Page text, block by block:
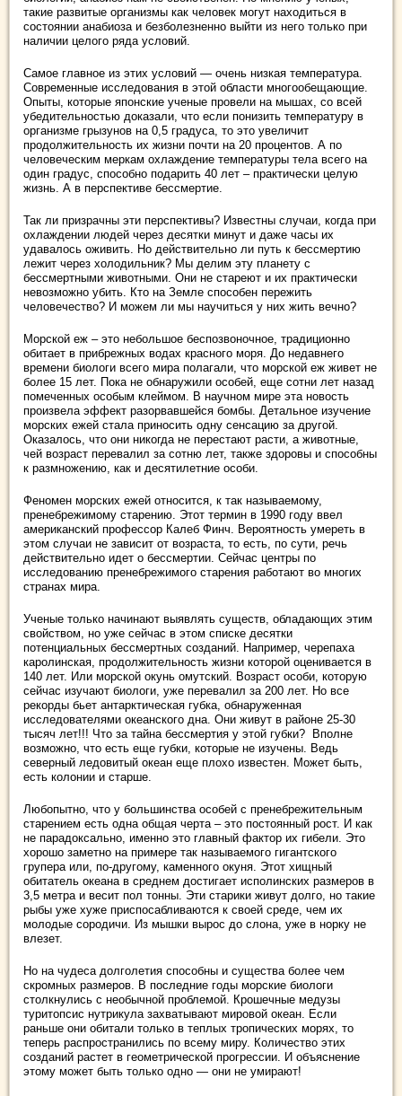
такие развитые организмы как человек могут находиться в
состоянии анабиоза и безболезненно выйти из него только при
наличии целого ряда условий.
Самое главное из этих условий — очень низкая температура.
Современные исследования в этой области многообещающие.
Опыты, которые японские ученые провели на мышах, со всей
убедительностью доказали, что если понизить температуру в
организме грызунов на 0,5 градуса, то это увеличит
продолжительность их жизни почти на 20 процентов. А по
человеческим меркам охлаждение температуры тела всего на
один градус, способно подарить 40 лет – практически целую
жизнь. А в перспективе бессмертие.
Так ли призрачны эти перспективы? Известны случаи, когда при
охлаждении людей через десятки минут и даже часы их
удавалось оживить. Но действительно ли путь к бессмертию
лежит через холодильник? Мы делим эту планету с
бессмертными животными. Они не стареют и их практически
невозможно убить. Кто на Земле способен пережить
человечество? И можем ли мы научиться у них жить вечно?
Морской еж – это небольшое беспозвоночное, традиционно
обитает в прибрежных водах красного моря. До недавнего
времени биологи всего мира полагали, что морской еж живет не
более 15 лет. Пока не обнаружили особей, еще сотни лет назад
помеченных особым клеймом. В научном мире эта новость
произвела эффект разорвавшейся бомбы. Детальное изучение
морских ежей стала приносить одну сенсацию за другой.
Оказалось, что они никогда не перестают расти, а животные,
чей возраст перевалил за сотню лет, также здоровы и способны
к размножению, как и десятилетние особи.
Феномен морских ежей относится, к так называемому,
пренебрежимому старению. Этот термин в 1990 году ввел
американский профессор Калеб Финч. Вероятность умереть в
этом случаи не зависит от возраста, то есть, по сути, речь
действительно идет о бессмертии. Сейчас центры по
исследованию пренебрежимого старения работают во многих
странах мира.
Ученые только начинают выявлять существ, обладающих этим
свойством, но уже сейчас в этом списке десятки
потенциальных бессмертных созданий. Например, черепаха
каролинская, продолжительность жизни которой оценивается в
140 лет. Или морской окунь омутский. Возраст особи, которую
сейчас изучают биологи, уже перевалил за 200 лет. Но все
рекорды бьет антарктическая губка, обнаруженная
исследователями океанского дна. Они живут в районе 25-30
тысяч лет!!! Что за тайна бессмертия у этой губки? Вполне
возможно, что есть еще губки, которые не изучены. Ведь
северный ледовитый океан еще плохо известен. Может быть,
есть колонии и старше.
Любопытно, что у большинства особей с пренебрежительным
старением есть одна общая черта – это постоянный рост. И как
не парадоксально, именно это главный фактор их гибели. Это
хорошо заметно на примере так называемого гигантского
групера или, по-другому, каменного окуня. Этот хищный
обитатель океана в среднем достигает исполинских размеров в
3,5 метра и весит пол тонны. Эти старики живут долго, но такие
рыбы уже хуже приспосабливаются к своей среде, чем их
молодые сородичи. Из мышки вырос до слона, уже в норку не
влезет.
Но на чудеса долголетия способны и существа более чем
скромных размеров. В последние годы морские биологи
столкнулись с необычной проблемой. Крошечные медузы
туритопсис нутрикула захватывают мировой океан. Если
раньше они обитали только в теплых тропических морях, то
теперь распространились по всему миру. Количество этих
созданий растет в геометрической прогрессии. И объяснение
этому может быть только одно — они не умирают!